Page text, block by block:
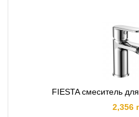
FIESTA смеситель
2,356